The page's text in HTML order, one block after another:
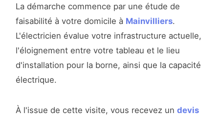
La démarche commence par une étude de
faisabilité à votre domicile à Mainvilliers.
L'électricien évalue votre infrastructure actuelle,
l'éloignement entre votre tableau et le lieu
d'installation pour la borne, ainsi que la capacité
électrique.
À l'issue de cette visite, vous recevez un devis